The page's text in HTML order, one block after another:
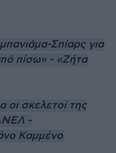
Σπίαρς για
πίσω» - «Ζήτα
οι σκελετοί της
-
Καμμένο